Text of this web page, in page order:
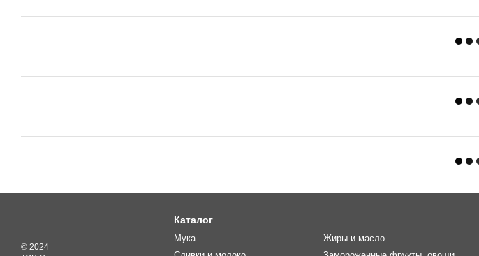
© 2024
Каталог
Мука
Жиры и масло